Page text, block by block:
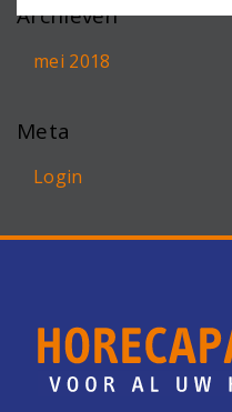
Archieven
mei 2018
Meta
Login